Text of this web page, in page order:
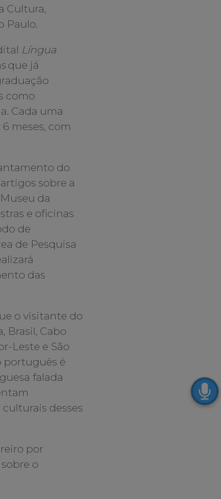
Cultura,
Paulo.
Língua
que já
como
Cada uma
meses, com
do
sobre a
da
e oficinas
de
de Pesquisa
das
o visitante do
Brasil, Cabo
Leste e São
português é
falada
desses
por
o